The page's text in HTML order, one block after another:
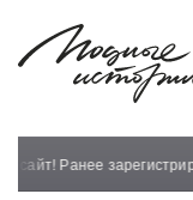
сайт! Ранее